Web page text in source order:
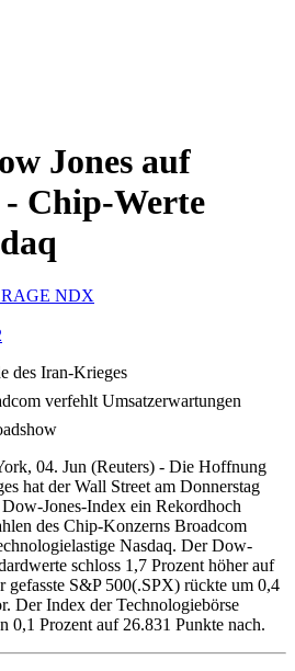
Jones auf
Chip-Werte
NDX
des Iran-Krieges
verfehlt Umsatzerwartungen
04. Jun (Reuters) - Die Hoffnung
hat der Wall Street am Donnerstag
Jones-Index ein Rekordhoch
des Chip-Konzerns Broadcom
Nasdaq. Der Dow-
schloss 1,7 Prozent höher auf
gefasste S&P 500(.SPX) rückte um 0,4
Der Index der Technologiebörse
0,1 Prozent auf 26.831 Punkte nach.